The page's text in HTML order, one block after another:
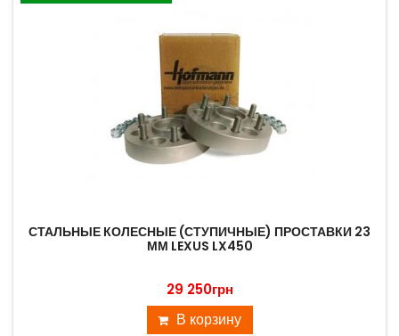
СТАЛЬНЫЕ КОЛЕСНЫЕ (СТУПИЧНЫЕ) ПРОСТАВКИ 23
ММ LEXUS LX450
29 250грн
В корзину